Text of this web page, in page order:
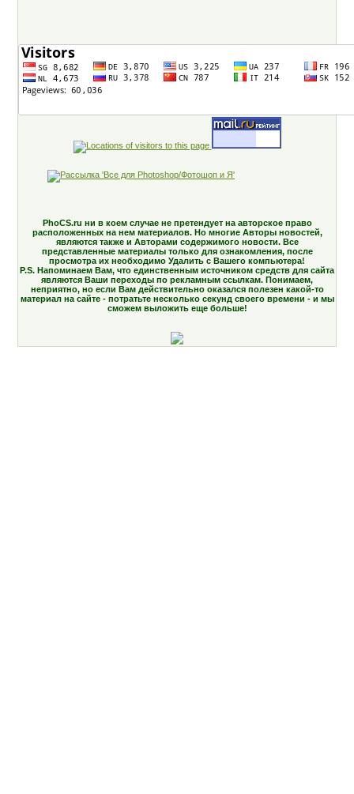
PhoCS.ru ни в коем случае не претендует на авторское право
расположенных на нем материалов. Но многие Авторы новостей,
являются также и Авторами содержимого новости. Все
представленные материалы только для ознакомления, после
просмотра их необходимо Удалить с Вашего компьютера!
P.S. Напоминаем Вам, что единственным источником средств для сайта
являются Ваши переходы по рекламным ссылкам. Понимаем,
неприятно, но если Вам действительно оказался полезен какой-то
материал на сайте - потратьте несколько секунд своего времени - и мы
сможем выложить еще больше!